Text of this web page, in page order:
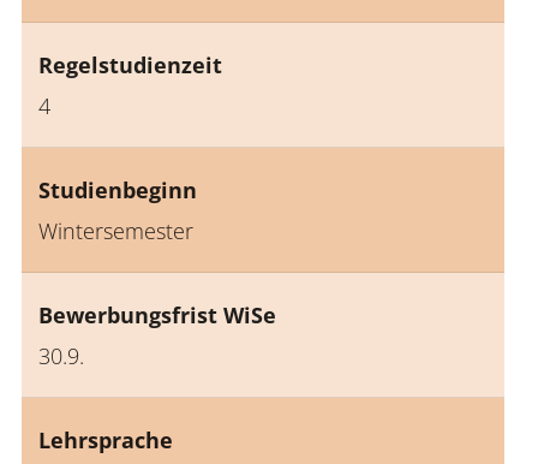
Regelstudienzeit
4
Studienbeginn
Wintersemester
Bewerbungsfrist WiSe
30.9.
Lehrsprache